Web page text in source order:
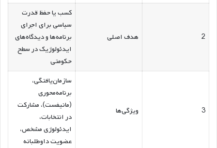
2 هدف اصلی
کسب یا حفظ قدرت
سیاسی برای اجرای
برنامه‌ها و دیدگاه‌های
ایدئولوژیک در سطح
حکومتی
3 ویژگی‌ها
سازمان‌یافتگی،
برنامه‌محوری
(مانیفست)، مشارکت
در انتخابات،
ایدئولوژی مشخص،
عضویت داوطلبانه